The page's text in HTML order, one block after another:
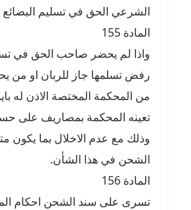
الشرعي الحق في تسليم البضائع
المادة 155
واذا لم يحضر صاحب الحق في
رفض تسلمها جاز للربان او من
من المحكمة المختصة الاذن له
تعينه المحكمة بمصاريف على
وذلك مع عدم الاخلال بما يكون
الشحن في هذا الشأن.
المادة 156